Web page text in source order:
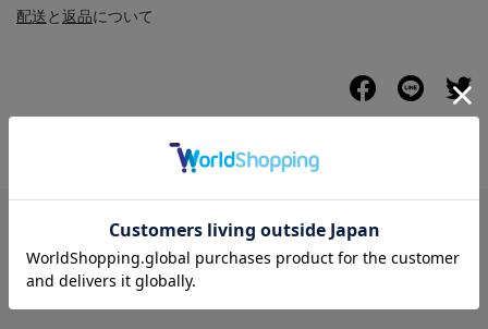
配送と返品について
レビュー